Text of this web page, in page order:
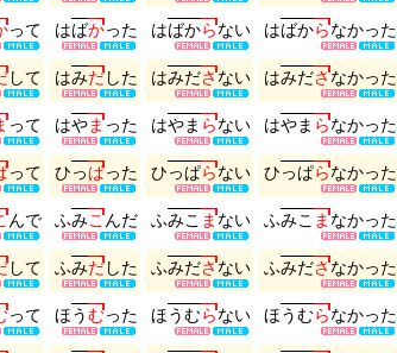
って はばかった はばからない はばからなかった
して はみだした はみださない はみださなかった
って はやまった はやま らない はやま らなかった
って ひっぱった ひっぱらない ひっぱらなかった
んで ふみこんだ ふみこ まない ふみこ まなかった
して ふみだした ふみださない ふみださなかった
って ほうむった ほうむらない ほうむらなかった